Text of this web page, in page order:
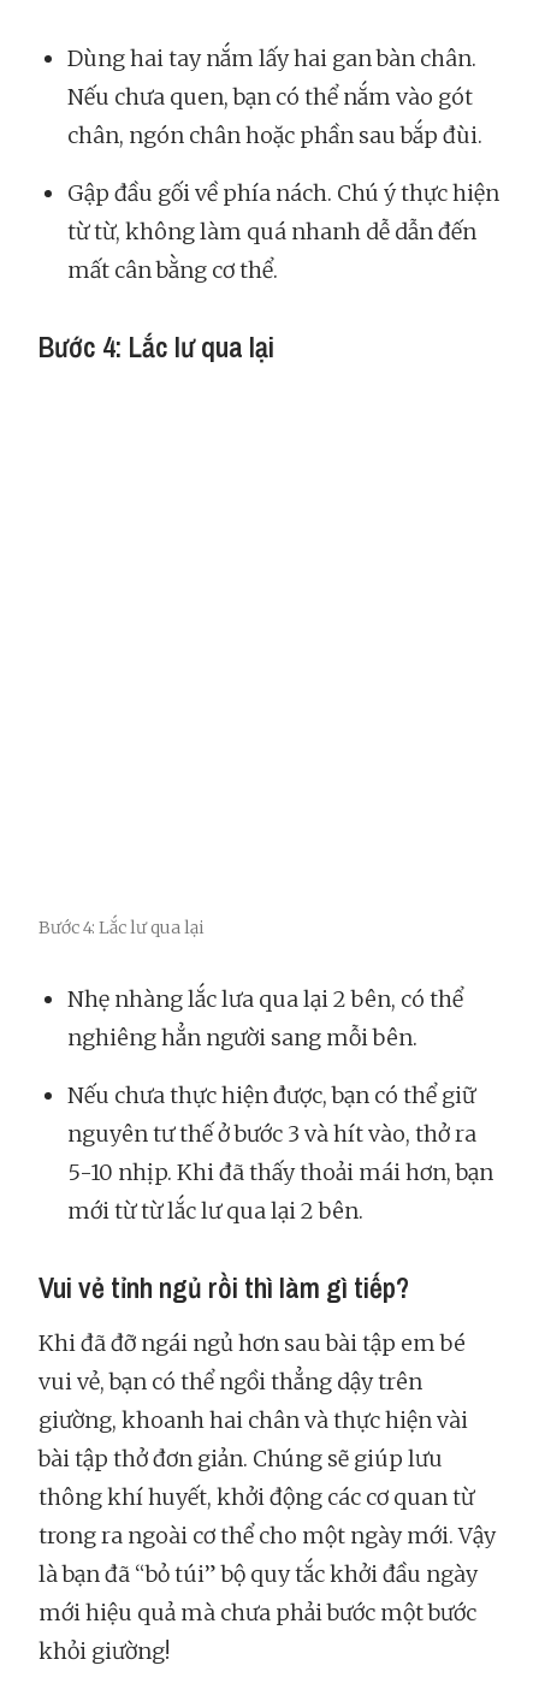
Dùng hai tay nắm lấy hai gan bàn chân.
Nếu chưa quen, bạn có thể nắm vào gót
chân, ngón chân hoặc phần sau bắp đùi.
Gập đầu gối về phía nách. Chú ý thực hiện
từ từ, không làm quá nhanh dễ dẫn đến
mất cân bằng cơ thể.
Bước 4: Lắc lư qua lại
Bước 4: Lắc lư qua lại
Nhẹ nhàng lắc lưa qua lại 2 bên, có thể
nghiêng hẳn người sang mỗi bên.
Nếu chưa thực hiện được, bạn có thể giữ
nguyên tư thế ở bước 3 và hít vào, thở ra
5-10 nhịp. Khi đã thấy thoải mái hơn, bạn
mới từ từ lắc lư qua lại 2 bên.
Vui vẻ tỉnh ngủ rồi thì làm gì tiếp?
Khi đã đỡ ngái ngủ hơn sau bài tập em bé
vui vẻ, bạn có thể ngồi thẳng dậy trên
giường, khoanh hai chân và thực hiện vài
bài tập thở đơn giản. Chúng sẽ giúp lưu
thông khí huyết, khởi động các cơ quan từ
trong ra ngoài cơ thể cho một ngày mới. Vậy
là bạn đã “bỏ túi” bộ quy tắc khởi đầu ngày
mới hiệu quả mà chưa phải bước một bước
khỏi giường!